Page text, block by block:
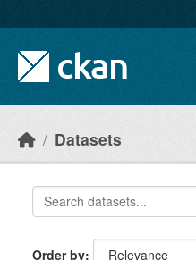
Datasets
Order by